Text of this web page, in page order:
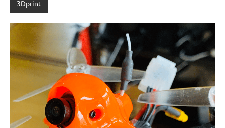
3Dprint